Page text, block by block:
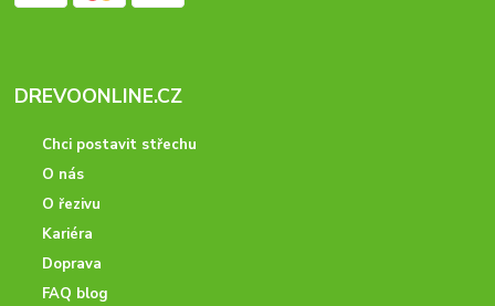
DREVOONLINE.CZ
Chci postavit střechu
O nás
O řezivu
Kariéra
Doprava
FAQ blog